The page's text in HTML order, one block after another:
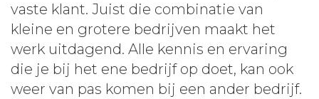
vaste klant. Juist die combinatie van
kleine en grotere bedrijven maakt het
werk uitdagend. Alle kennis en ervaring
die je bij het ene bedrijf op doet, kan ook
weer van pas komen bij een ander bedrijf.